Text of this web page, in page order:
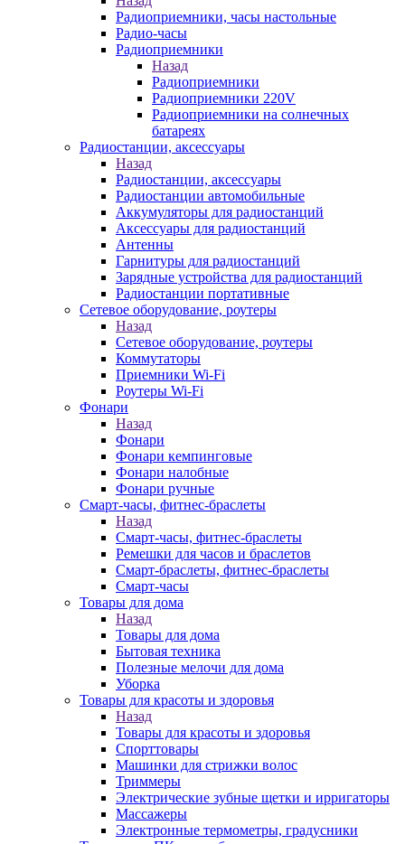
Радиоприемники, часы настольные
Радио-часы
Радиоприемники
Назад
Радиоприемники
Радиоприемники 220V
Радиоприемники на солнечных
батареях
Радиостанции, аксессуары
Назад
Радиостанции, аксессуары
Радиостанции автомобильные
Аккумуляторы для радиостанций
Аксессуары для радиостанций
Антенны
Гарнитуры для радиостанций
Зарядные устройства для радиостанций
Радиостанции портативные
Сетевое оборудование, роутеры
Назад
Сетевое оборудование, роутеры
Коммутаторы
Приемники Wi-Fi
Роутеры Wi-Fi
Фонари
Назад
Фонари
Фонари кемпинговые
Фонари налобные
Фонари ручные
Смарт-часы, фитнес-браслеты
Назад
Смарт-часы, фитнес-браслеты
Ремешки для часов и браслетов
Смарт-браслеты, фитнес-браслеты
Смарт-часы
Товары для дома
Назад
Товары для дома
Бытовая техника
Полезные мелочи для дома
Уборка
Товары для красоты и здоровья
Назад
Товары для красоты и здоровья
Спорттовары
Машинки для стрижки волос
Триммеры
Электрические зубные щетки и ирригаторы
Массажеры
Электронные термометры, градусники